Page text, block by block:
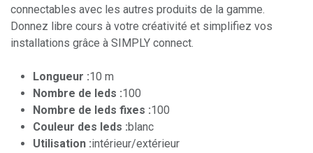
connectables avec les autres produits de la gamme.
Donnez libre cours à votre créativité et simplifiez vos
installations grâce à SIMPLY connect.
Longueur :10 m
Nombre de leds :100
Nombre de leds fixes :100
Couleur des leds :blanc
Utilisation :intérieur/extérieur